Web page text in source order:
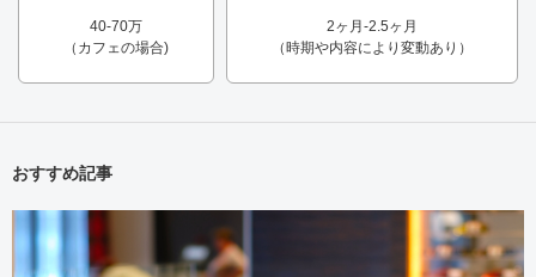
40-70万
（カフェの場合)
2ヶ月-2.5ヶ月
（時期や内容により変動あり）
おすすめ記事